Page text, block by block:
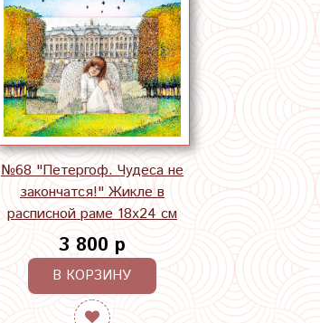
№68 "Петергоф. Чудеса не
закончатся!" Жикле в
расписной раме 18х24 см
3 800 р
В КОРЗИНУ